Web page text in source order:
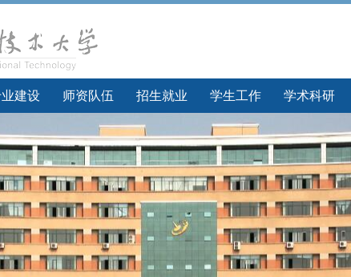
建设 师资队伍 招生就业 学生工作 学术科研